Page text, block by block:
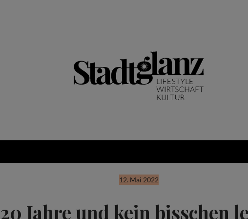
12. Mai 2022
20 Jahre und kein bisschen